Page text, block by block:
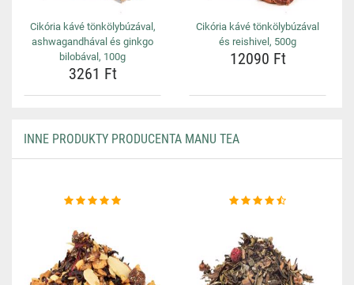
Cikória kávé tönkölybúzával,
ashwagandhával és ginkgo
bilobával, 100g
3261 Ft
Cikória kávé tönkölybúzával
és reishivel, 500g
12090 Ft
INNE PRODUKTY PRODUCENTA MANU TEA